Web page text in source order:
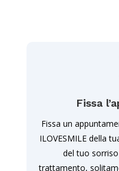
Fissa
Fissa un
ILOVESMILE della
del tuo
trattamento,